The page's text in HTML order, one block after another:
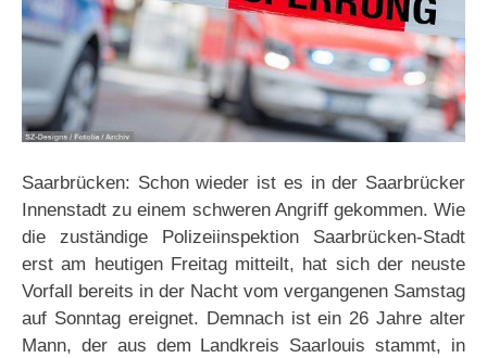
Saarbrücken: Schon wieder ist es in der Saarbrücker
Innenstadt zu einem schweren Angriff gekommen. Wie
die zuständige Polizeiinspektion Saarbrücken-Stadt
erst am heutigen Freitag mitteilt, hat sich der neuste
Vorfall bereits in der Nacht vom vergangenen Samstag
auf Sonntag ereignet. Demnach ist ein 26 Jahre alter
Mann, der aus dem Landkreis Saarlouis stammt, in